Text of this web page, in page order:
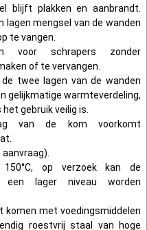
blijft plakken en aanbrandt.
lagen mengsel van de wanden
te vangen.
voor schrapers zonder
of te vervangen.
twee lagen van de wanden
gelijkmatige warmteverdeling,
gebruik veilig is.
van de kom voorkomt
150°C, op verzoek kan de
een lager niveau worden
komen met voedingsmiddelen
roestvrij staal van hoge